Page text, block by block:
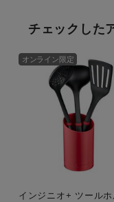
チェックした
オンライン限定
インジニオ+ ツールホ